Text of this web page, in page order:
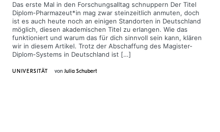
Das erste Mal in den Forschungsalltag schnuppern Der Titel
Diplom-Pharmazeut*in mag zwar stein­zeitlich anmuten, doch
ist es auch heute noch an einigen Standorten in Deutschland
möglich, diesen akademischen Titel zu erlangen. Wie das
funktioniert und warum das für dich sinnvoll sein kann, klären
wir in diesem Artikel. Trotz der Abschaffung des Magister-
Diplom-Systems in Deutschland ist […]
UNIVERSITÄT von Julia Schubert